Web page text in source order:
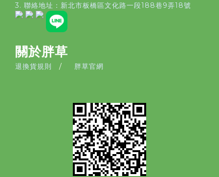
3. 聯絡地址： 新北市板橋區文化路一段188巷9弄18號
關於胖草
退換貨規則 / 胖草官網